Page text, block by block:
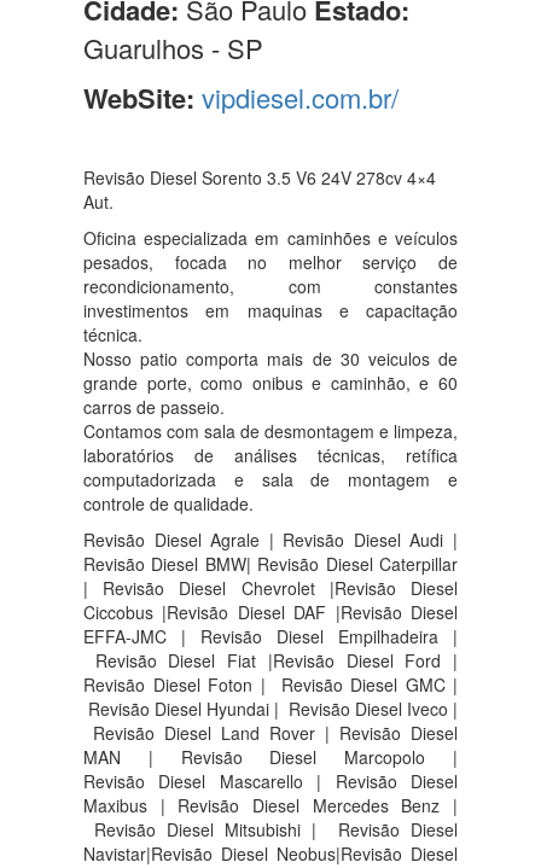
Cidade: São Paulo Estado:
Guarulhos - SP
WebSite: vipdiesel.com.br/
Revisão Diesel Sorento 3.5 V6 24V 278cv 4×4
Aut.
Oficina especializada em caminhões e veículos
pesados, focada no melhor serviço de
recondicionamento, com constantes
investimentos em maquinas e capacitação
técnica.
Nosso patio comporta mais de 30 veiculos de
grande porte, como onibus e caminhão, e 60
carros de passeio.
Contamos com sala de desmontagem e limpeza,
laboratórios de análises técnicas, retífica
computadorizada e sala de montagem e
controle de qualidade.
Revisão Diesel Agrale | Revisão Diesel Audi |
Revisão Diesel BMW| Revisão Diesel Caterpillar
| Revisão Diesel Chevrolet |Revisão Diesel
Ciccobus |Revisão Diesel DAF |Revisão Diesel
EFFA-JMC | Revisão Diesel Empilhadeira |
Revisão Diesel Fiat |Revisão Diesel Ford |
Revisão Diesel Foton | Revisão Diesel GMC |
Revisão Diesel Hyundai | Revisão Diesel Iveco |
Revisão Diesel Land Rover | Revisão Diesel
MAN | Revisão Diesel Marcopolo |
Revisão Diesel Mascarello | Revisão Diesel
Maxibus | Revisão Diesel Mercedes Benz |
Revisão Diesel Mitsubishi | Revisão Diesel
Navistar|Revisão Diesel Neobus|Revisão Diesel